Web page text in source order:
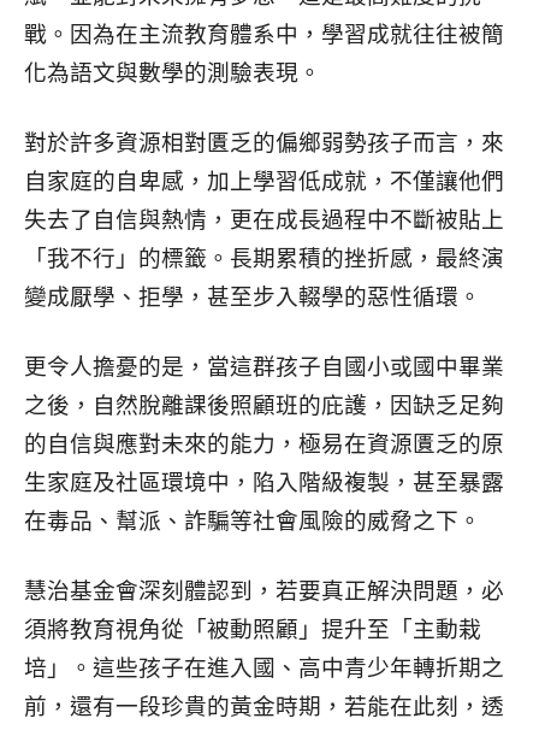
戰。因為在主流教育體系中，學習成就往往被簡
化為語文與數學的測驗表現。
對於許多資源相對匱乏的偏鄉弱勢孩子而言，來
自家庭的自卑感，加上學習低成就，不僅讓他們
失去了自信與熱情，更在成長過程中不斷被貼上
「我不行」的標籤。長期累積的挫折感，最終演
變成厭學、拒學，甚至步入輟學的惡性循環。
更令人擔憂的是，當這群孩子自國小或國中畢業
之後，自然脫離課後照顧班的庇護，因缺乏足夠
的自信與應對未來的能力，極易在資源匱乏的原
生家庭及社區環境中，陷入階級複製，甚至暴露
在毒品、幫派、詐騙等社會風險的威脅之下。
慧治基金會深刻體認到，若要真正解決問題，必
須將教育視角從「被動照顧」提升至「主動栽
培」。這些孩子在進入國、高中青少年轉折期之
前，還有一段珍貴的黃金時期，若能在此刻，透